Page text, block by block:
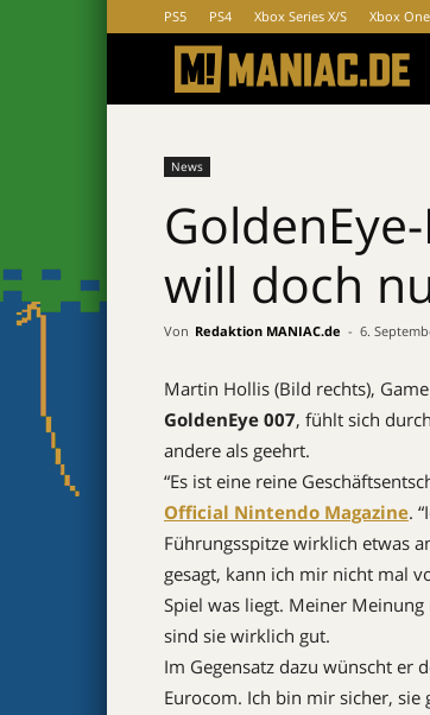
PS5 PS4 Xbox Series X/S Xbox One
News
will doch
Von Redaktion MANIAC.de - 6.
Martin Hollis (Bild rechts),
GoldenEye 007, fühlt sich
andere als geehrt.
“Es ist eine reine
Official Nintendo Magazine.
Führungsspitze wirklich etwas
gesagt, kann ich mir nicht mal
Spiel was liegt. Meiner
sind sie wirklich gut.
Im Gegensatz dazu wünscht er
Eurocom. Ich bin mir sicher, sie